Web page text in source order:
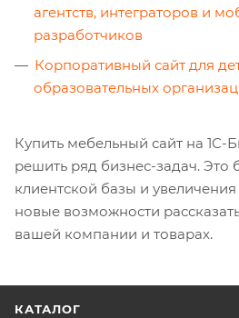
агентств, интеграторов и
разработчиков
Корпоративный сайт для
образовательных
Купить мебельный сайт на 1С-
решить ряд бизнес-задач. Это
клиентской базы и
новые возможности
вашей компании и товарах.
КАТАЛОГ